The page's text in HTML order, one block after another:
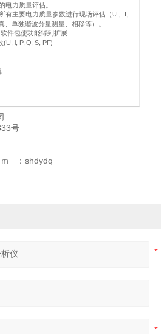
电力质量评估。
主要电力质量参数进行现场评估（U、I、
单独谐波分量测量、相移等）。
包使功能得到扩展
l, P, Q, S, PF)
号
ｍ ：shdydq